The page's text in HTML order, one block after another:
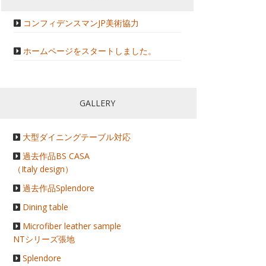
コンフィデンスマンJP美術協力
ホームページをスタートしました。
GALLERY
大型ダイニングテーブル対応
過去作品BS CASA
（Italy design）
過去作品Splendore
Dining table
Microfiber leather sample
NTシリーズ張地
Splendore